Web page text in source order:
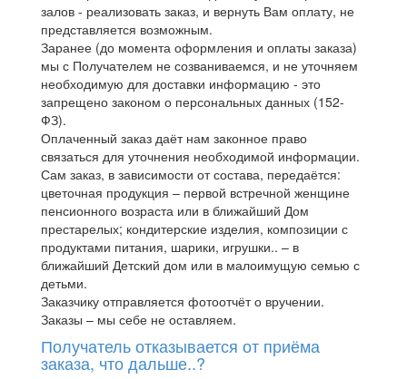
залов - реализовать заказ, и вернуть Вам оплату, не
представляется возможным.
Заранее (до момента оформления и оплаты заказа)
мы с Получателем не созваниваемся, и не уточняем
необходимую для доставки информацию - это
запрещено законом о персональных данных (152-
ФЗ).
Оплаченный заказ даёт нам законное право
связаться для уточнения необходимой информации.
Сам заказ, в зависимости от состава, передаётся:
цветочная продукция – первой встречной женщине
пенсионного возраста или в ближайший Дом
престарелых; кондитерские изделия, композиции с
продуктами питания, шарики, игрушки.. – в
ближайший Детский дом или в малоимущую семью с
детьми.
Заказчику отправляется фотоотчёт о вручении.
Заказы – мы себе не оставляем.
Получатель отказывается от приёма
заказа, что дальше..?